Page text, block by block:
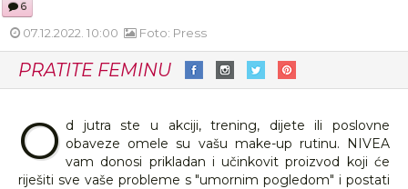
6
07.12.2022. 10:00 Foto: Press
PRATITE FEMINU
O d jutra ste u akciji, trening, dijete ili poslovne
obaveze omele su vašu make-up rutinu. NIVEA
vam donosi prikladan i učinkovit proizvod koji će
riješiti sve vaše probleme s "umornim pogledom" i postati